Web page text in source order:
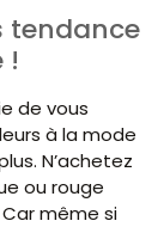
tendance
!
de vous
à la mode
N’achetez
ou rouge
même si